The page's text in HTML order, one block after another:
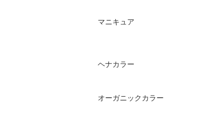
マニキュア
ヘナカラー
オーガニックカラー